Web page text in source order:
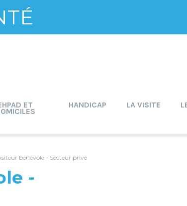
ET HANDICAP LA VISITE
bénévole - Secteur privé
-